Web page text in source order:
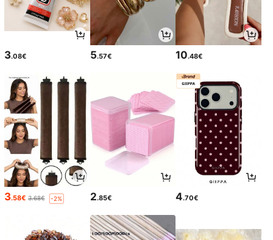
3.08€ 5.57€ 10.48€
3.58€ 3.68€ -2% 2.85€ 4.70€